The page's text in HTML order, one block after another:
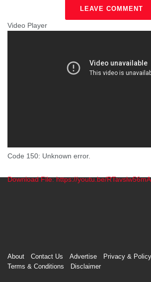
LEAVE COMMENT
Video Player
Code 150: Unknown error.
Download File: https://youtu.be/
About Contact Us Advertise
Privacy & Policy
Terms & Conditions
Disclaimer